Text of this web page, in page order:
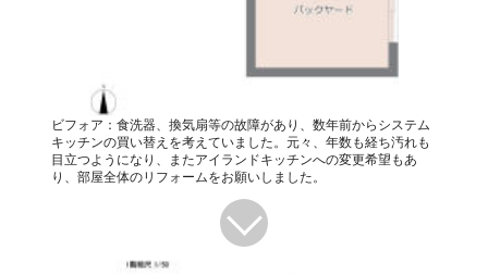
ビフォア：食洗器、換気扇等の故障があり、数年前からシステム
キッチンの買い替えを考えていました。元々、年数も経ち汚れも
目立つようになり、またアイランドキッチンへの変更希望もあ
り、部屋全体のリフォームをお願いしました。